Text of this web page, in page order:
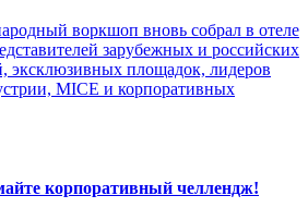
воркшоп вновь собрал в отеле
зарубежных и российских
эксклюзивных площадок, лидеров
MICE и корпоративных
корпоративный челлендж!